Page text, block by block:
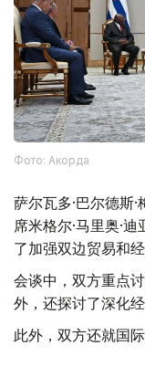
Фото: Акорда
萨尔瓦多·巴尔德斯
席米格尔·马里奥·
了加强双边贸易和
会谈中，双方重点
外，还探讨了深化
此外，双方还就国